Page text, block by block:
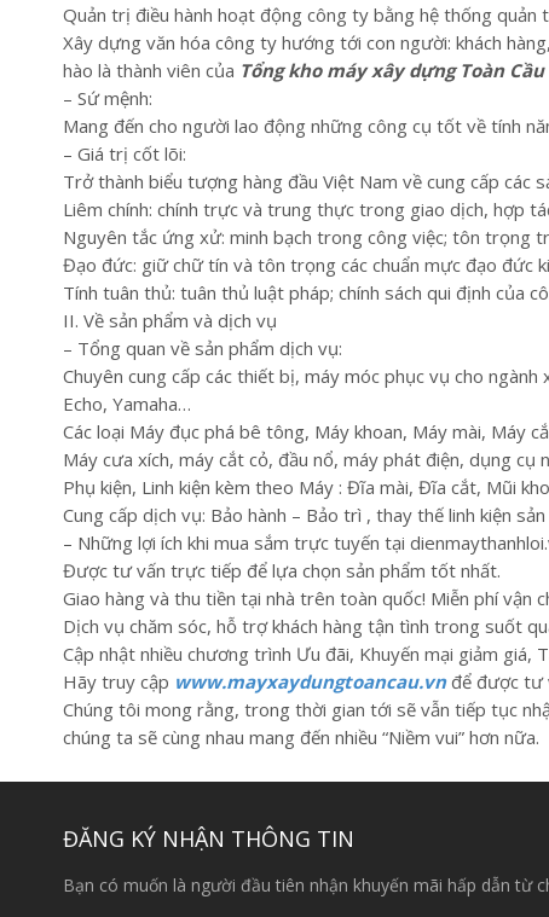
Quản trị điều hành hoạt động công ty bằng hệ thống
Xây dựng văn hóa công ty hướng tới con người: khách
hào là thành viên của Tổng kho máy xây dựng Toàn Cầu
– Sứ mệnh:
Mang đến cho người lao động những công cụ tốt về tính
– Giá trị cốt lõi:
Trở thành biểu tượng hàng đầu Việt Nam về cung cấp các
Liêm chính: chính trực và trung thực trong giao dịch, hợp
Nguyên tắc ứng xử: minh bạch trong công việc; tôn trọng
Đạo đức: giữ chữ tín và tôn trọng các chuẩn mực đạo đức
Tính tuân thủ: tuân thủ luật pháp; chính sách qui định của
II. Về sản phẩm và dịch vụ
– Tổng quan về sản phẩm dịch vụ:
Chuyên cung cấp các thiết bị, máy móc phục vụ cho
Echo, Yamaha…
Các loại Máy đục phá bê tông, Máy khoan, Máy mài, Máy
Máy cưa xích, máy cắt cỏ, đầu nổ, máy phát điện, dụng cụ
Phụ kiện, Linh kiện kèm theo Máy : Đĩa mài, Đĩa cắt, Mũi
Cung cấp dịch vụ: Bảo hành – Bảo trì , thay thế linh kiện sản
– Những lợi ích khi mua sắm trực tuyến tại
Được tư vấn trực tiếp để lựa chọn sản phẩm tốt nhất.
Giao hàng và thu tiền tại nhà trên toàn quốc! Miễn phí vận
Dịch vụ chăm sóc, hỗ trợ khách hàng tận tình trong suốt
Cập nhật nhiều chương trình Ưu đãi, Khuyến mại giảm giá,
Hãy truy cập www.mayxaydungtoancau.vnđể được tư
Chúng tôi mong rằng, trong thời gian tới sẽ vẫn tiếp tục
chúng ta sẽ cùng nhau mang đến nhiều “Niềm vui” hơn nữa.
ĐĂNG KÝ NHẬN THÔNG TIN
Bạn có muốn là người đầu tiên nhận khuyến mãi hấp dẫn từ